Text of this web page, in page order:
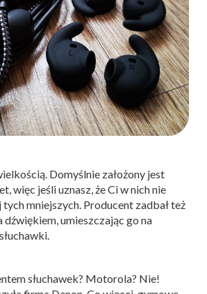
Domyślnie założony jest
więc jeśli uznasz, że Ci w nich nie
mniejszych. Producent zadbał też
dźwiękiem, umieszczając go na
słuchawek? Motorola? Nie!